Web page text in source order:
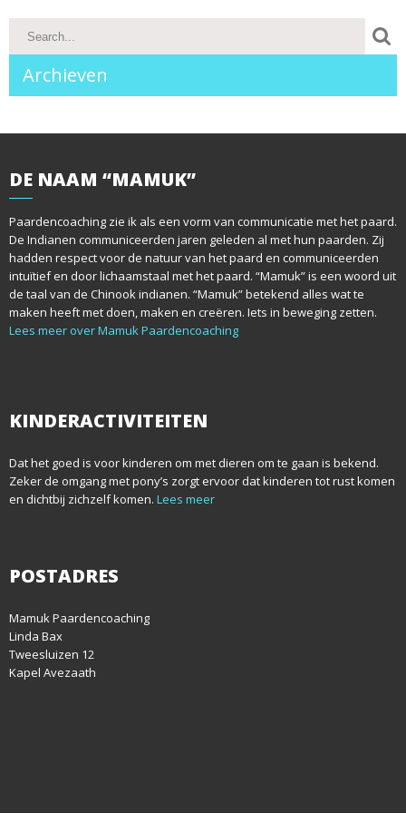
s
t
n
v
i
g
a
t
o
n
Archieven
DE NAAM “MAMUK”
Paardencoaching zie ik als een vorm van communicatie met het paard.
De Indianen communiceerden jaren geleden al met hun paarden. Zij
hadden respect voor de natuur van het paard en communiceerden
intuïtief en door lichaamstaal met het paard. “Mamuk” is een woord uit
de taal van de Chinook indianen. “Mamuk” betekend alles wat te
maken heeft met doen, maken en creëren. Iets in beweging zetten.
Lees meer over Mamuk Paardencoaching
KINDERACTIVITEITEN
Dat het goed is voor kinderen om met dieren om te gaan is bekend.
Zeker de omgang met pony’s zorgt ervoor dat kinderen tot rust komen
en dichtbij zichzelf komen. Lees meer
POSTADRES
Mamuk Paardencoaching
Linda Bax
Tweesluizen 12
Kapel Avezaath